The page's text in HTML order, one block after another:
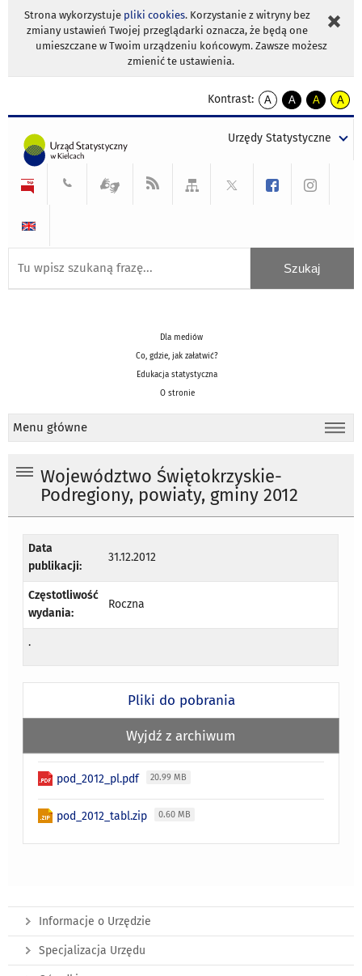
Strona wykorzystuje pliki cookies. Korzystanie z witryny bez
zmiany ustawień Twojej przeglądarki oznacza, że będą one
umieszczane w Twoim urządzeniu końcowym. Zawsze możesz
zmienić te ustawienia.
Kontrast:
A
kontrast
A
kontrast
tekst
czarnym
A
kontrast
tekst
czarnym
A
tekst
żółtym
Urzędy Statystyczne
Dla mediów
Co, gdzie, jak załatwić?
Edukacja statystyczna
O stronie
Menu główne
Województwo Świętokrzyskie-
Podregiony, powiaty, gminy 2012
Data
publikacji:
31.12.2012
Częstotliwość
wydania:
Roczna
.
Pliki do pobrania
Wyjdź z archiwum
pod_2012_pl.pdf 20.99 MB
pod_2012_tabl.zip 0.60 MB
Informacje o Urzędzie
Specjalizacja Urzędu